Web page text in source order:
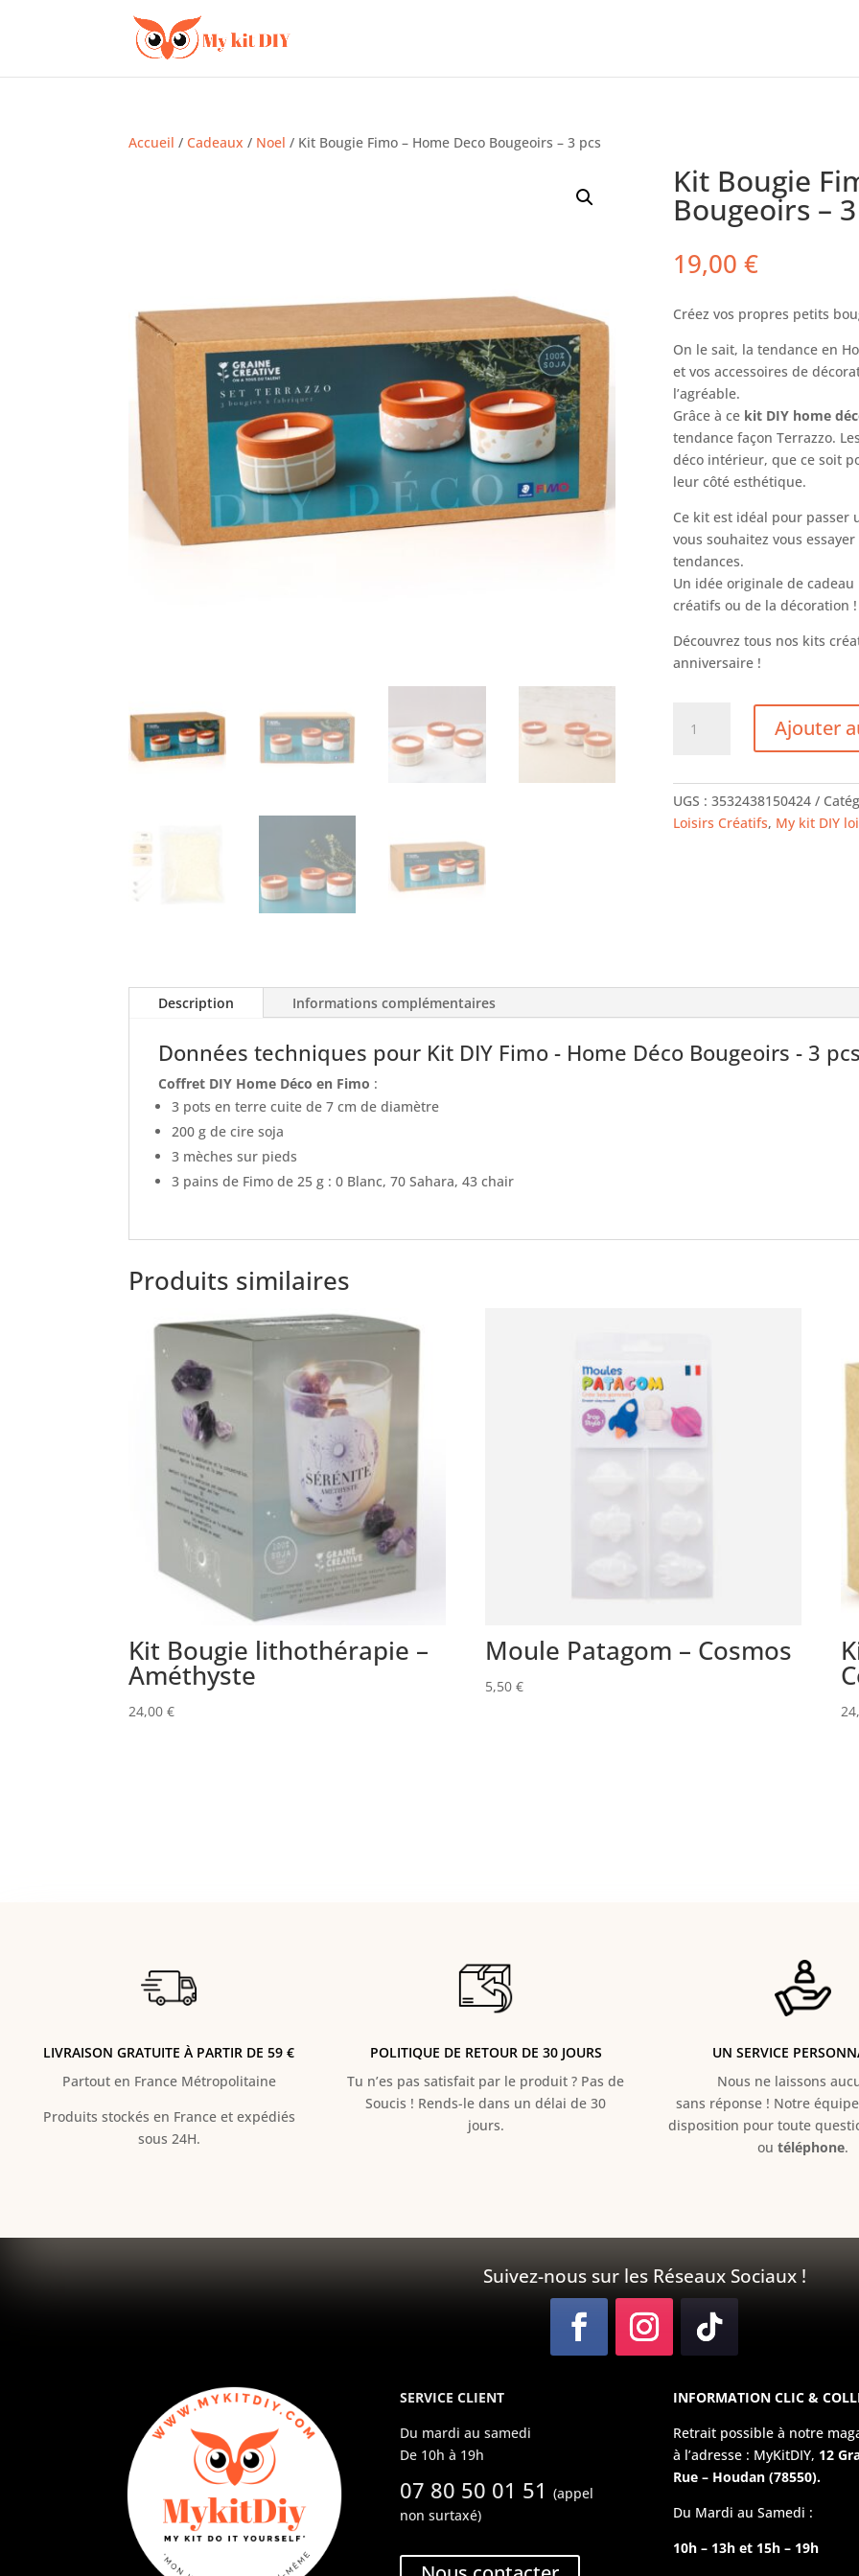
Accueil / Cadeaux / Noel / Kit Bougie Fimo – Home Deco Bougeoirs – 3 pcs
Kit Bougie
Bougeoirs –
19,00 €
Créez vos propres petits
On le sait, la tendance en
et vos accessoires de
l’agréable.
Grâce à ce kit DIY home
tendance façon Terrazzo.
déco intérieur, que ce soit
leur côté esthétique.
Ce kit est idéal pour
vous souhaitez vous
tendances.
Un idée originale de
créatifs ou de la décoration !
Découvrez tous nos kits
anniversaire !
Fimo
-
Ajouter
UGS : 3532438150424
Loisirs Créatifs, My kit DIY
Description Informations complémentaires
Données techniques pour Kit DIY Fimo - Home Déco Bougeoirs - 3
Coffret DIY Home Déco en Fimo :
3 pots en terre cuite de 7 cm de diamètre
200 g de cire soja
3 mèches sur pieds
3 pains de Fimo de 25 g : 0 Blanc, 70 Sahara, 43 chair
Produits similaires
Kit Bougie lithothérapie –
Améthyste
24,00€
Moule Patagom – Cosmos
5,50 €
LIVRAISON GRATUITE À PARTIR DE 59 €
Partout en France Métropolitaine
Produits stockés en France et expédiés
sous 24H.
POLITIQUE DE RETOUR DE 30 JOURS
Tu n’es pas satisfait par le produit ? Pas de
Soucis ! Rends-le dans un délai de 30
jours.
UN SERVICE
Nous ne laissons
sans réponse ! Notre
disposition pour toute
ou téléphone.
Suivez-nous sur les Réseaux Sociaux !
SERVICE CLIENT
Du mardi au samedi
De 10h à 19h
07 80 50 01 51 (appel
non surtaxé)
INFORMATION CLIC &
Retrait possible à notre
à l’adresse : MyKitDIY, 12
Rue – Houdan (78550).
Du Mardi au Samedi :
10h – 13h et 15h – 19h